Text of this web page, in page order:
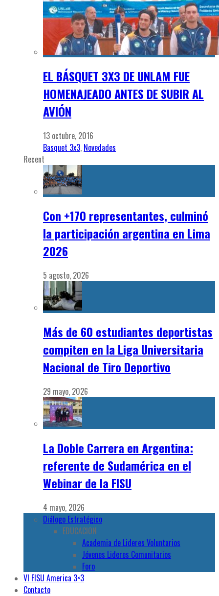
EL BÁSQUET 3X3 DE UNLAM FUE
HOMENAJEADO ANTES DE SUBIR AL
AVIÓN
13 octubre, 2016
Basquet 3x3, Novedades
Recent
Con +170 representantes, culminó
la participación argentina en Lima
2026
5 agosto, 2026
Más de 60 estudiantes deportistas
compiten en la Liga Universitaria
Nacional de Tiro Deportivo
29 mayo, 2026
La Doble Carrera en Argentina:
referente de Sudamérica en el
Webinar de la FISU
4 mayo, 2026
Diálogo Estratégico
EDUCACION
Academia de Lideres Voluntarios
Jóvenes Lideres Comunitarios
Foro
VI FISU America 3×3
Contacto